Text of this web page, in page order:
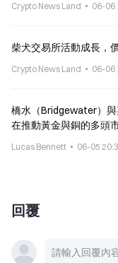
Crypto News Land 06-06
柴犬交易所活動成長，
Crypto News Land 06-06
橋水（Bridgewater）
在推動黃金與銅的多頭
Lucas Bennett 06-05
回覆